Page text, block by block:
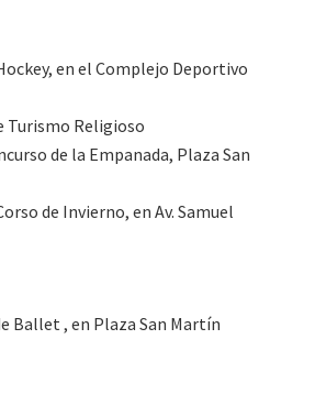
en el Complejo Deportivo
Turismo Religioso
de la Empanada, Plaza San
de Invierno, en Av. Samuel
Ballet , en Plaza San Martín